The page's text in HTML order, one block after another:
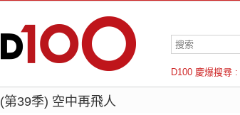
D100 慶爆搜尋 :
羅倫斯
(第39季) 空中再飛人